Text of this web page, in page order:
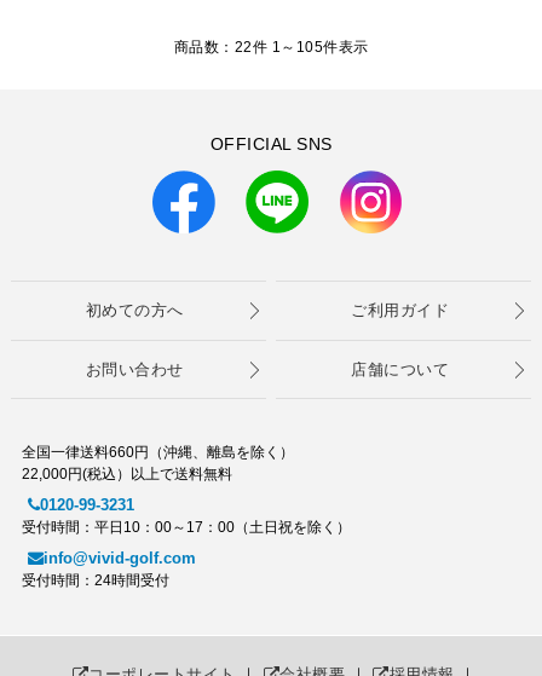
商品数：22件 1～ 105件表示
OFFICIAL SNS
初めての方へ ご利用ガイド
お問い合わせ 店舗について
全国一律送料660円（沖縄、離島を除く）
22,000円(税込）以上で送料無料
0120-99-3231
受付時間：平日10：00～17：00（土日祝を除く）
info@vivid-golf.com
受付時間：24時間受付